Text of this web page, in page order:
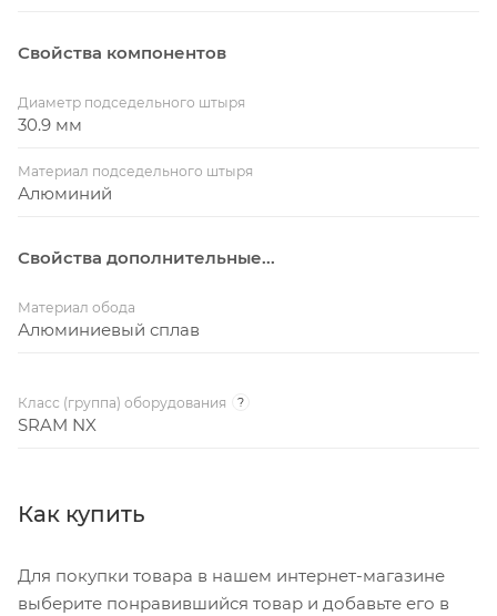
Свойства компонентов
Диаметр подседельного штыря
30.9 мм
Материал подседельного штыря
Алюминий
Свойства дополнительные...
Материал обода
Алюминиевый сплав
Класс (группа) оборудования ?
SRAM NX
Как купить
Для покупки товара в нашем интернет-магазине
выберите понравившийся товар и добавьте его в